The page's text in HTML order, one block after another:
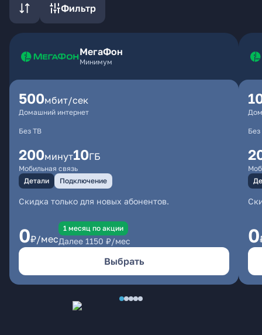
Фильтр
МегаФон
Минимум
500мбит/сек
Домашний интернет
Без ТВ
200минут10ГБ
Мобильная связь
Детали
Подключение
Скидка только для новых абонентов.
0₽/мес
1 месяц по акции
Далее 1150 ₽/мес
Выбрать
0